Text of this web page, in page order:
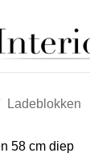
Ladeblokken